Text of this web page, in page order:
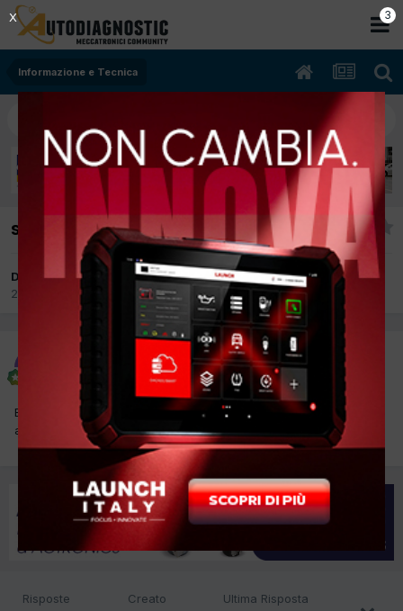
Informazione e Tecnica
smanApp
Da carlito
26 Ottobre 2017
Informazione e Tecnica
carlito
Inviato 26 Ottobre 2017
Buongiorno a tutti, qualcuno di voi conosce smanApp o è affiliato
a loro??me l'hanno proposto ma non ne ho mai sentito parlare.
Risposte Creato Ultima Risposta
2
X